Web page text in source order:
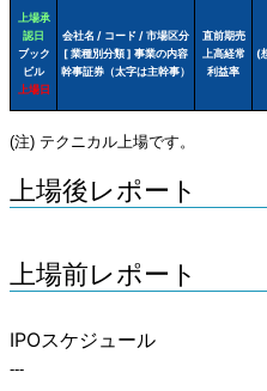
上場承
認日
ブック
ビル
上場日
会社名 / コード / 市場区分
[ 業種別分類 ] 事業の内容
幹事証券（太字は主幹事）
直前期売
上高経常
利益率
(
(注) テクニカル上場です。
上場後レポート
上場前レポート
IPOスケジュール
---